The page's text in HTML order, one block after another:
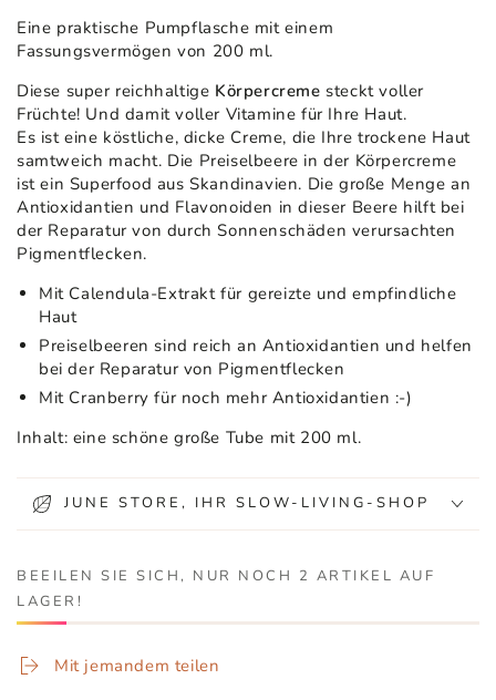
Eine praktische Pumpflasche mit einem
Fassungsvermögen von 200 ml.
Diese super reichhaltige Körpercreme steckt voller
Früchte! Und damit voller Vitamine für Ihre Haut.
Es ist eine köstliche, dicke Creme, die Ihre trockene Haut
samtweich macht. Die Preiselbeere in der Körpercreme
ist ein Superfood aus Skandinavien. Die große Menge an
Antioxidantien und Flavonoiden in dieser Beere hilft bei
der Reparatur von durch Sonnenschäden verursachten
Pigmentflecken.
Mit Calendula-Extrakt für gereizte und empfindliche
Haut
Preiselbeeren sind reich an Antioxidantien und helfen
bei der Reparatur von Pigmentflecken
Mit Cranberry für noch mehr Antioxidantien :-)
Inhalt: eine schöne große Tube mit 200 ml.
JUNE STORE, IHR SLOW-LIVING-SHOP
BEEILEN SIE SICH, NUR NOCH 2 ARTIKEL AUF
LAGER!
Mit jemandem teilen